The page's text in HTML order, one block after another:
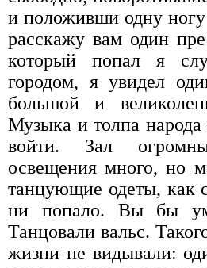
и положивши одну
расскажу вам один
который попал я
городом, я увидел
большой и
Музыка и толпа народа
войти. Зал
освещения много, но
танцующие одеты, как
ни попало. Вы бы
Танцовали вальс.
жизни не видывали: